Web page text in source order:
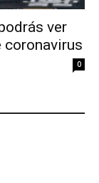
ver
coronavirus
0